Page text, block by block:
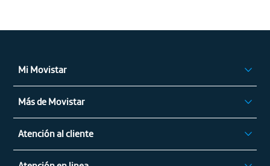
Mi Movistar
Ingresar
App Mi Movistar
Regístrate
Más de Movistar
Privilegios Movistar
Atención al cliente
Alza de Tarifas